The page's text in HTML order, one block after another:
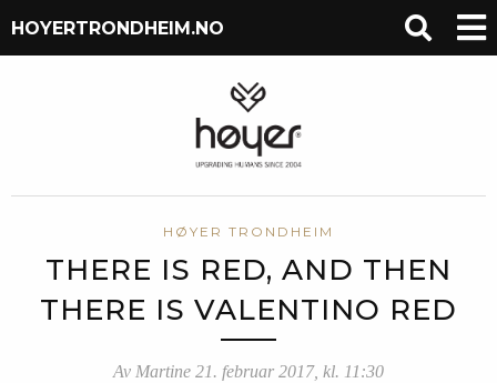
HOYERTRONDHEIM.NO
HØYER TRONDHEIM
THERE IS RED, AND THEN
THERE IS VALENTINO RED
Av Martine 21. februar 2017, kl. 11:30